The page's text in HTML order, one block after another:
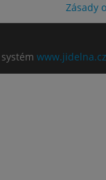
Zásady
www.jidelna.cz